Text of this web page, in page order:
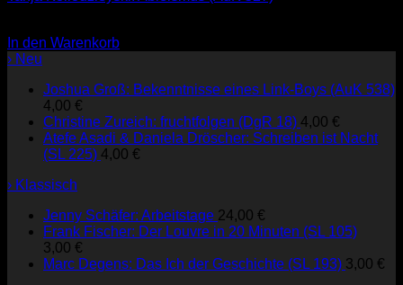
In den Warenkorb
› Neu
Joshua Groß: Bekenntnisse eines Link-Boys (AuK 538)
4,00 €
Christine Zureich: fruchtfolgen (DgR 18) 4,00 €
Atefe Asadi & Daniela Dröscher: Schreiben ist Nacht
(SL 225) 4,00 €
› Klassisch
Jenny Schäfer: Arbeitstage 24,00 €
Frank Fischer: Der Louvre in 20 Minuten (SL 105)
3,00 €
Marc Degens: Das Ich der Geschichte (SL 193) 3,00 €